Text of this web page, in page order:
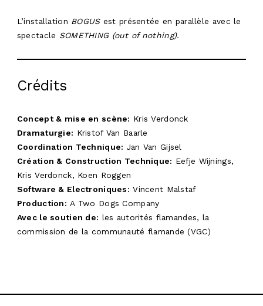
L’installation BOGUSest présentée en parallèle avec le
spectacle SOMETHING (out of nothing).
Crédits
Concept & mise en scène: Kris Verdonck
Dramaturgie: Kristof Van Baarle
Coordination Technique: Jan Van Gijsel
Création & Construction Technique: Eefje Wijnings,
Kris Verdonck, Koen Roggen
Software & Electroniques: Vincent Malstaf
Production: A Two Dogs Company
Avec le soutien de: les autorités flamandes, la
commission de la communauté flamande (VGC)